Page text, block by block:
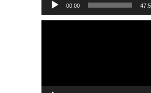
00:00
ー